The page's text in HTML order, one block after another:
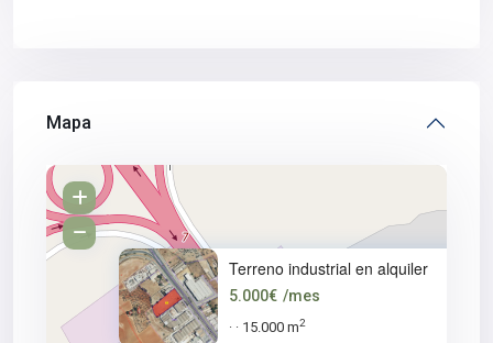
Mapa
Terreno industrial en alquiler
5.000€ /mes
· · 15.000 m2